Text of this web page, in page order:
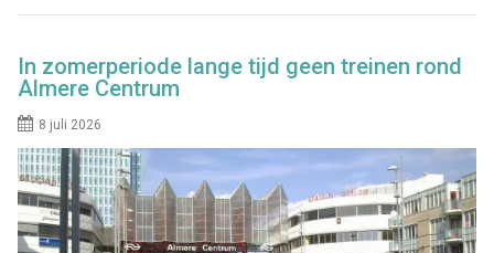
In zomerperiode lange tijd geen treinen rond
Almere Centrum
8 juli 2026